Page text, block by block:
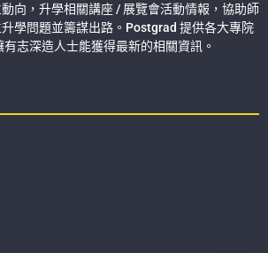
向，升學相關講座 / 展覽會活動情報，協助師
學問題並籌謀出路。Postgrad 提供各大專院
志深造人士能獲得最新的相關資訊。